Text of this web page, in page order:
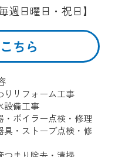
週日曜日・祝日】
ちら
りリフォーム工事
設備工事
・ボイラー点検・修理
具・ストーブ点検・修